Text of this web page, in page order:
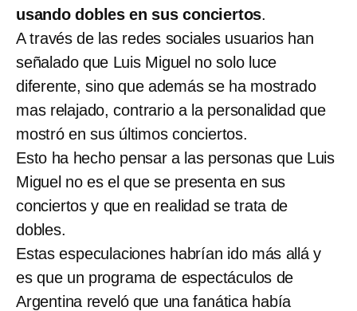
usando dobles en sus conciertos.
A través de las redes sociales usuarios han
señalado que Luis Miguel no solo luce
diferente, sino que además se ha mostrado
mas relajado, contrario a la personalidad que
mostró en sus últimos conciertos.
Esto ha hecho pensar a las personas que Luis
Miguel no es el que se presenta en sus
conciertos y que en realidad se trata de
dobles.
Estas especulaciones habrían ido más allá y
es que un programa de espectáculos de
Argentina reveló que una fanática había